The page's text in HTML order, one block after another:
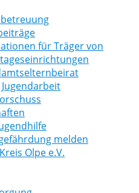
für Träger von
melden
Olpe e.V.